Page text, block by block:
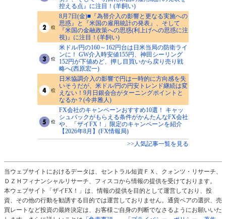
控える点』に注目！(羊飼い)
8月7日(金)■『為替介入の影響と更なる実施への
思惑』と『米国の雇用統計の発表』、そして
『米国の金融政策への思惑(利上げへの思惑に注
視)』に注目！(羊飼い)
米ドル/円の160～162円台は日米当局の防衛ライ
ンに！ GW介入時安値155円、神田シーリング
152円が下値めど、押し目買いから戻り売り戦
略へ(西原宏一)
日米協調介入の影響で円は一時的に方向感を失
いそうだが、米ドル/円の円安トレンド継続は変
えない！9月日銀会合がターニングポイントと
なるか？(今井雅人)
FX会社のキャンペーンおすすめ10選！ キャッ
シュバックがもらえる条件がかんたんなFX会社
や、「ザイFX！」限定のキャンペーンを紹介
【2026年8月】(FX情報局)
>>人気記事一覧を見る
当ウェブサイトにおけるデータは、セントラル短資ＦＸ、クォンツ・リサーチ、
ＤＺＨフィナンシャルリサーチ、フィスコから情報の提供を受けております。
本ウェブサイト「ザイFX！」は、情報の提供を目的として運営しており、投
資、その他の行動を勧誘する目的では運営しておりません。通貨ペアの選択、売
買レートなど投資の最終決定は、お客様ご自身の判断でなさるようにお願いいた